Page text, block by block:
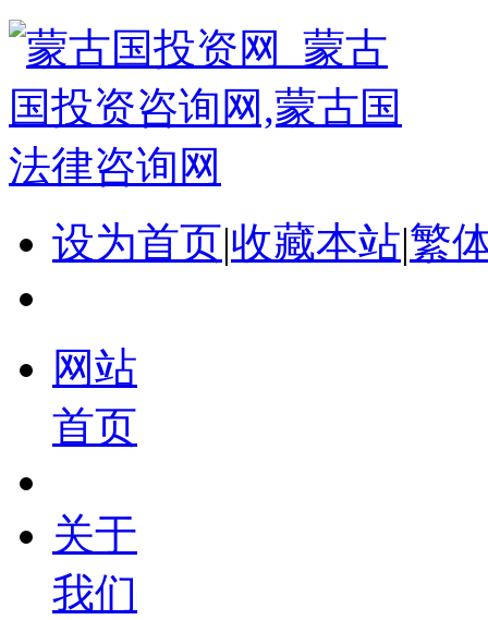
设为首页|收藏本站|繁
网站
首页
关于
我们